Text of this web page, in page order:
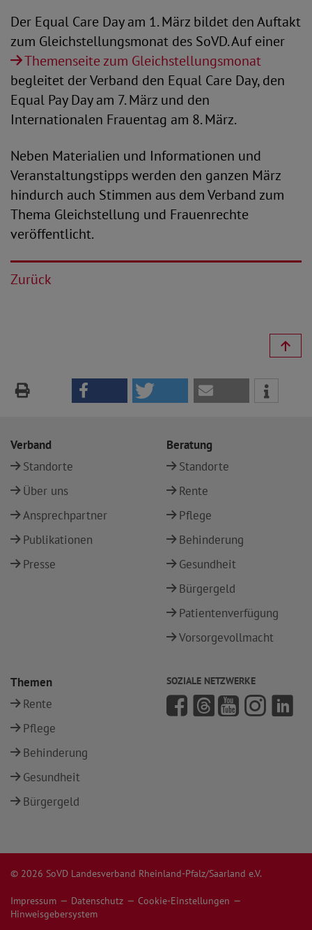
Der Equal Care Day am 1. März bildet den Auftakt
zum Gleichstellungsmonat des SoVD. Auf einer
Themenseite zum Gleichstellungsmonat
begleitet der Verband den Equal Care Day, den
Equal Pay Day am 7. März und den
Internationalen Frauentag am 8. März.
Neben Materialien und Informationen und
Veranstaltungstipps werden den ganzen März
hindurch auch Stimmen aus dem Verband zum
Thema Gleichstellung und Frauenrechte
veröffentlicht.
Zurück
Verband
Standorte
Über uns
Ansprechpartner
Publikationen
Presse
Beratung
Standorte
Rente
Pflege
Behinderung
Gesundheit
Bürgergeld
Patientenverfügung
Vorsorgevollmacht
Themen
Rente
Pflege
Behinderung
Gesundheit
Bürgergeld
SOZIALE NETZWERKE
© 2026 SoVD Landesverband Rheinland-Pfalz/Saarland e.V.
Impressum Datenschutz
Cookie-Einstellungen
Hinweisgebersystem